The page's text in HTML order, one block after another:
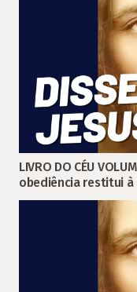
LIVRO DO CÉU
obediência restitui